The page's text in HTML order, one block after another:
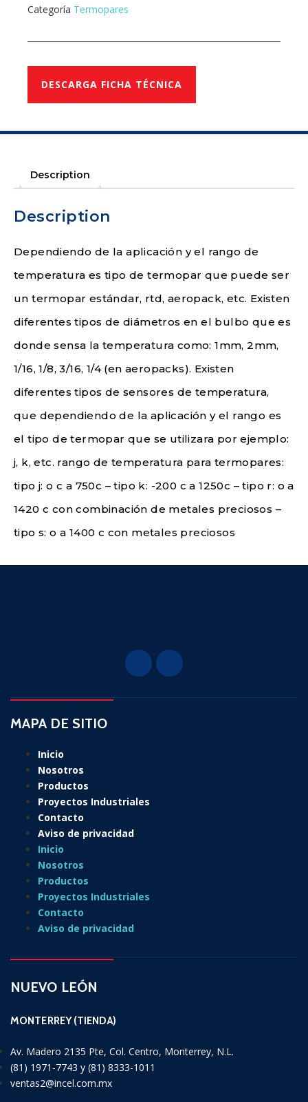
Categoría Termopares
DESCARGA FICHA TÉCNICA
Description
Description
Dependiendo de la aplicación y el rango de
temperatura es tipo de termopar que puede ser
un termopar estándar, rtd, aeropack, etc. Existen
diferentes tipos de diámetros en el bulbo que es
donde sensa la temperatura como: 1mm, 2mm,
1/16, 1/8, 3/16, 1/4 (en aeropacks). Existen
diferentes tipos de sensores de temperatura,
que dependiendo de la aplicación y el rango es
el tipo de termopar que se utilizara por ejemplo:
j, k, etc. rango de temperatura para termopares:
tipo j: o c a 750c – tipo k: -200 c a 1250c – tipo r: o a
1420 c con combinación de metales preciosos –
tipo s: o a 1400 c con metales preciosos
MAPA DE SITIO
Inicio
Nosotros
Productos
Proyectos Industriales
Contacto
Aviso de privacidad
Inicio
Nosotros
Productos
Proyectos Industriales
Contacto
Aviso de privacidad
NUEVO LEÓN
MONTERREY (TIENDA)
Av. Madero 2135 Pte, Col. Centro, Monterrey, N.L.
(81) 1971-7743 y (81) 8333-1011
ventas2@incel.com.mx